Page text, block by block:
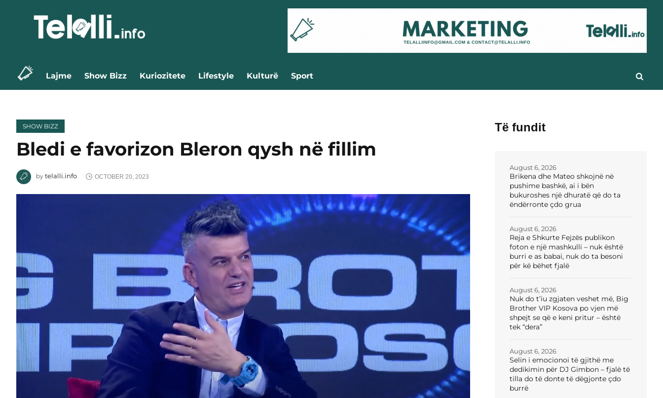
Lajme Show Bizz Kuriozitete Lifestyle Kulturë Sport
SHOW BIZZ
Bledi e favorizon Bleron qysh në fillim
bytelalli.info OCTOBER 20, 2023
Të fundit
Brikena dhe Mateo shkojnë në
pushime bashkë, ai i bën
bukuroshes një dhuratë që do ta
ëndërronte çdo grua
August 6, 2026
Reja e Shkurte Fejzës publikon
foton e një mashkulli – nuk është
burri e as babai, nuk do ta besoni
për kë bëhet fjalë
August 6, 2026
Nuk do t’iu zgjaten veshet më, Big
Brother VIP Kosova po vjen më
shpejt se që e keni pritur – është
tek “dera”
August 6, 2026
Selin i emocionoi të gjithë me
dedikimin për DJ Gimbon – fjalë të
tilla do të donte të dëgjonte çdo
burrë
August 6, 2026